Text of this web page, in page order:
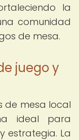
la
comunidad
de mesa.
juego y
de mesa local
ideal para
estrategia. La